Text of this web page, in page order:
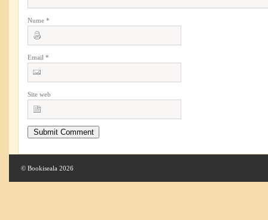
Nume *
Email *
Site web
© Bookiseala 2026